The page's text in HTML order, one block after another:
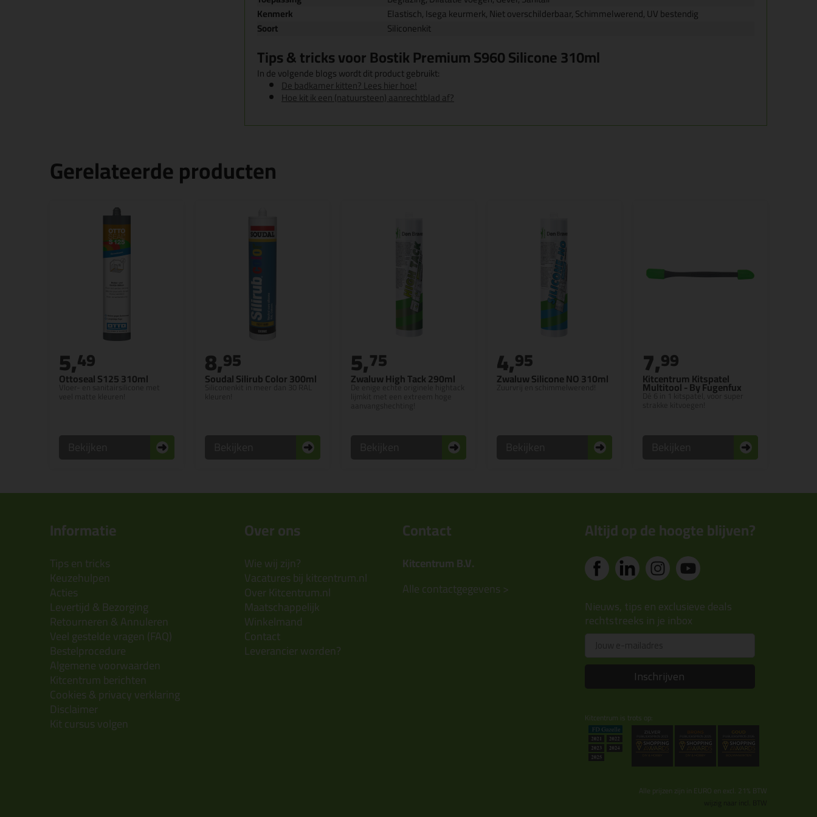
Kenmerk
Elastisch, Isega keurmerk, Niet overschilderbaar, Schimmelwerend, UV bestendig
Soort
Siliconenkit
Tips & tricks voor Bostik Premium S960 Silicone 310ml
In de volgende blogs wordt dit product gebruikt:
De badkamer kitten? Lees hier hoe!
Hoe kit ik een (natuursteen) aanrechtblad af?
Gerelateerde producten
Ottoseal S125 310ml
Vloer- en sanitairsilicone met
5,49
Soudal Silirub Color 300ml
Siliconenkit in meer dan 30 RAL
8,95
Zwaluw High Tack 290ml
De enige echte originele hightack
5,75
Zwaluw Silicone NO 310ml
Zuurvrij en schimmelwerend!
4,95
Kitcentrum Kitspatel
Multitool - By Fugenfux
Dé 6 in 1 kitspatel, voor super
7,99
Informatie
Tips en tricks
Keuzehulpen
Acties
Levertijd & Bezorging
Retourneren & Annuleren
Veel gestelde vragen (FAQ)
Bestelprocedure
Algemene voorwaarden
Kitcentrum berichten
Cookies & privacy verklaring
Disclaimer
Kit cursus volgen
Over ons
Wie wij zijn?
Vacatures bij kitcentrum.nl
Over Kitcentrum.nl
Maatschappelijk
Winkelmand
Contact
Leverancier worden?
Contact
Kitcentrum B.V.
Alle contactgegevens >
Altijd op de hoogte blijven?
Nieuws, tips en exclusieve deals
rechtstreeks in je inbox
Inschrijven
Kitcentrum is trots op:
Alle prijzen zijn in EURO en excl. 21% BTW